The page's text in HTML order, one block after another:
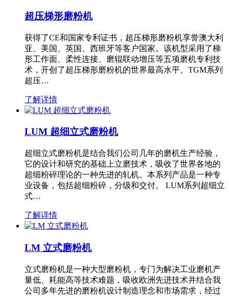
超压梯形磨粉机
获得了CE和国家专利证书，超压梯形磨粉机享誉澳大利
亚、美国、英国、西班牙等客户国家。该机型采用了梯
形工作面、柔性连接、磨辊联动增压等五项磨机专利技
术，开创了超压梯形磨粉机的世界最高水平。TGM系列
超压…
了解详情
LUM 超细立式磨粉机
超细立式磨粉机是结合我们公司几年的磨机生产经验，
它的设计和研究的基础上立磨技术，吸收了世界各地的
超细粉碎理论的一种先进的轧机。本系列产品是一种专
业设备，包括超细粉碎，分级和交付。 LUM系列超细立
式…
了解详情
LM 立式磨粉机
立式磨粉机是一种大型磨粉机，专门为解决工业磨机产
量低、耗能高等技术难题，吸收欧洲先进技术并结合我
公司多年先进的磨粉机设计制造理念和市场需求，经过